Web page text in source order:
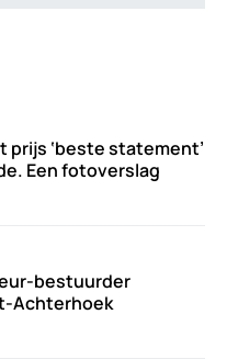
prijs ‘beste statement’
Een fotoverslag
bestuurder
Achterhoek